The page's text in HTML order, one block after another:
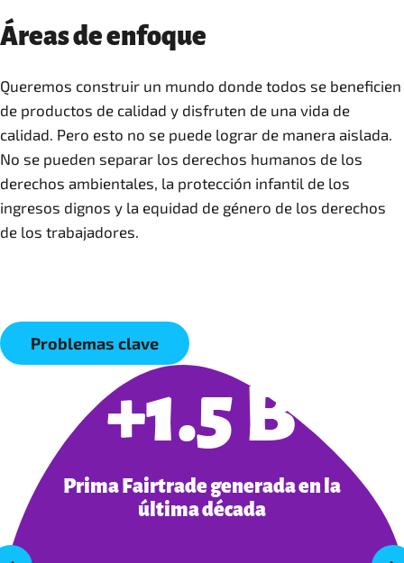
Áreas de enfoque
Queremos construir un mundo donde todos se beneficien
de productos de calidad y disfruten de una vida de
calidad. Pero esto no se puede lograr de manera aislada.
No se pueden separar los derechos humanos de los
derechos ambientales, la protección infantil de los
ingresos dignos y la equidad de género de los derechos
de los trabajadores.
Problemas clave
+1.5 B
Prima Fairtrade generada en la
última década